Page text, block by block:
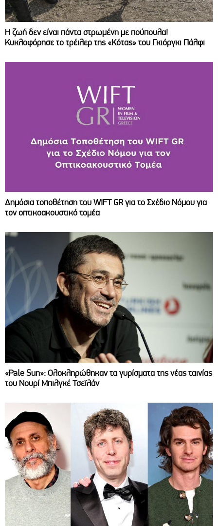
Η ζωή δεν είναι πάντα στρωμένη με πούπουλα!
Κυκλοφόρησε το τρέιλερ της «Κότας» του Γκιόργκι Πάλφι
Δημόσια τοποθέτηση του WIFT GR για το Σχέδιο Νόμου για
τον οπτικοακουστικό τομέα
«Pale Sun»: Ολοκληρώθηκαν τα γυρίσματα της νέας ταινίας
του Νουρί Μπιλγκέ Τσεϊλάν